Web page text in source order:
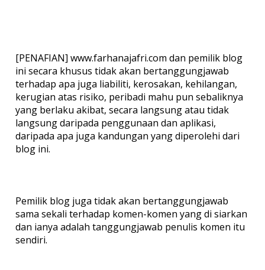
[PENAFIAN] www.farhanajafri.com dan pemilik blog
ini secara khusus tidak akan bertanggungjawab
terhadap apa juga liabiliti, kerosakan, kehilangan,
kerugian atas risiko, peribadi mahu pun sebaliknya
yang berlaku akibat, secara langsung atau tidak
langsung daripada penggunaan dan aplikasi,
daripada apa juga kandungan yang diperolehi dari
blog ini.
Pemilik blog juga tidak akan bertanggungjawab
sama sekali terhadap komen-komen yang di siarkan
dan ianya adalah tanggungjawab penulis komen itu
sendiri.